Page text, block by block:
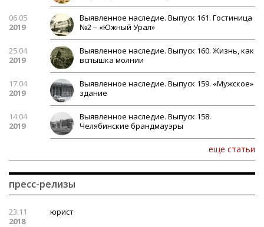
06.05
2019
Выявленное наследие. Выпуск 161. Гостиница
№2 – «Южный Урал»
25.04
2019
Выявленное наследие. Выпуск 160. Жизнь, как
вспышка молнии
17.04
2019
Выявленное наследие. Выпуск 159. «Мужское»
здание
14.04
2019
Выявленное наследие. Выпуск 158.
Челябинские брандмауэры
еще статьи
пресс-релизы
23.11
2018
юрист